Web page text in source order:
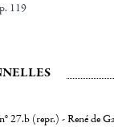
119
27.b (repr.) - René de